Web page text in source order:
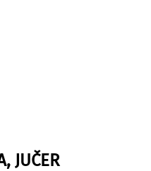
JUČER